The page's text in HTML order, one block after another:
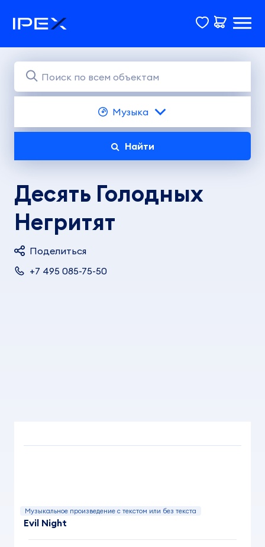
Музыка
Найти
Десять Голодных
Негритят
Поделиться
+7 495 085-75-50
Музыкальное произведение с текстом или без текста
Evil Night